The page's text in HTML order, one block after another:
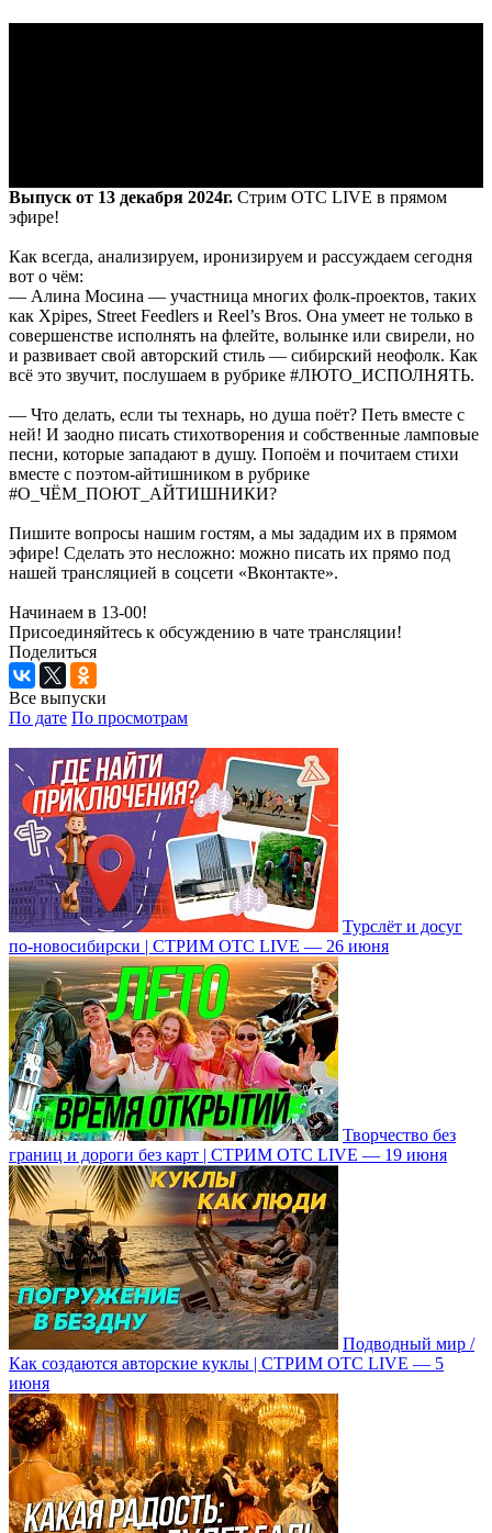
Выпуск от 13 декабря 2024г. Стрим ОТС LIVE в прямом
эфире!
Как всегда, анализируем, иронизируем и рассуждаем сегодня
вот о чём:
— Алина Мосина — участница многих фолк-проектов, таких
как Xpipes, Street Feedlers и Reel’s Bros. Она умеет не только в
совершенстве исполнять на флейте, волынке или свирели, но
и развивает свой авторский стиль — сибирский неофолк. Как
всё это звучит, послушаем в рубрике #ЛЮТО_ИСПОЛНЯТЬ.
— Что делать, если ты технарь, но душа поёт? Петь вместе с
ней! И заодно писать стихотворения и собственные ламповые
песни, которые западают в душу. Попоём и почитаем стихи
вместе с поэтом-айтишником в рубрике
#О_ЧЁМ_ПОЮТ_АЙТИШНИКИ?
Пишите вопросы нашим гостям, а мы зададим их в прямом
эфире! Сделать это несложно: можно писать их прямо под
нашей трансляцией в соцсети «Вконтакте».
Начинаем в 13-00!
Присоединяйтесь к обсуждению в чате трансляции!
Поделиться
Все выпуски
По дате По просмотрам
Турслёт и досуг
по-новосибирски | СТРИМ ОТС LIVE — 26 июня
Творчество без
границ и дороги без карт | СТРИМ ОТС LIVE — 19 июня
Подводный мир /
Как создаются авторские куклы | СТРИМ ОТС LIVE — 5
июня